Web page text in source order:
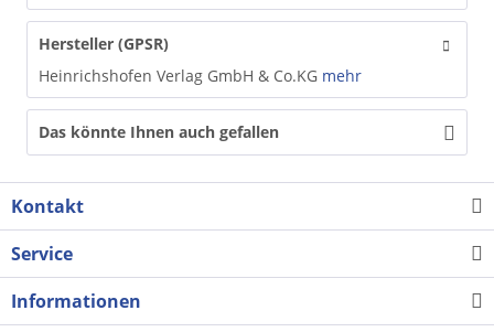
Hersteller (GPSR)
Heinrichshofen Verlag GmbH & Co.KG mehr
Das könnte Ihnen auch gefallen
Kontakt
Service
Informationen